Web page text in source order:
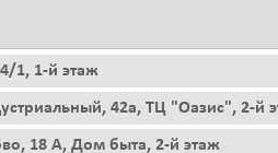
1, 1-й этаж
42а, ТЦ "Оазис", 2-й
18 А, Дом быта, 2-й этаж